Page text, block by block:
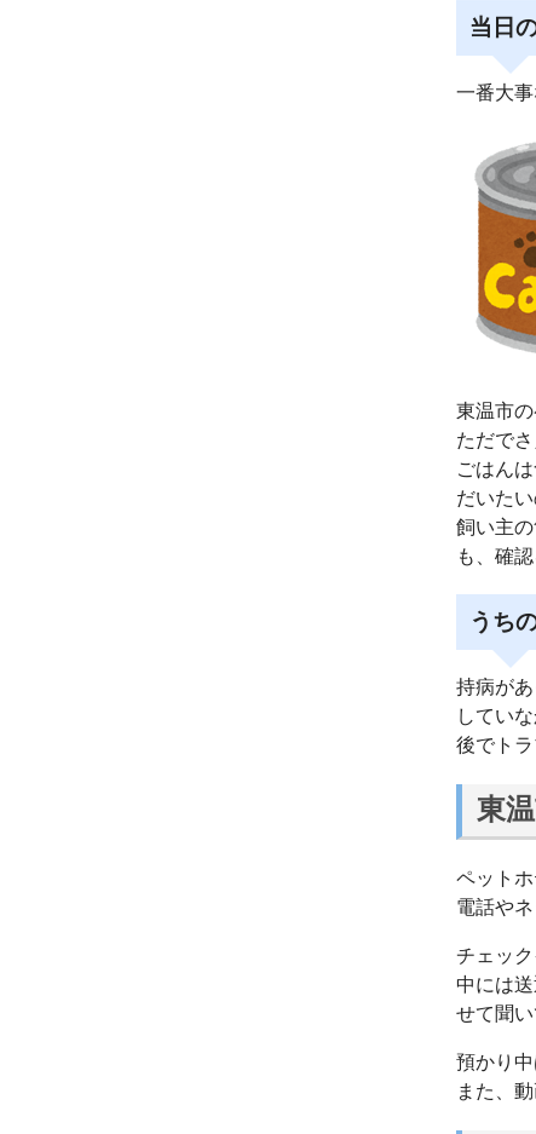
当日
一番大事
東温市
ただで
ごはん
だいた
飼い主
も、確認
うち
持病が
してい
後でト
東
ペットホ
電話や
チェッ
中には
せて聞い
預かり
また、